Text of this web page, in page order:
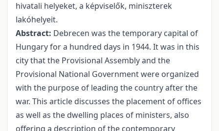
hivatali helyeket, a képviselők, miniszterek
lakóhelyeit.
Abstract: Debrecen was the temporary capital of
Hungary for a hundred days in 1944. It was in this
city that the Provisional Assembly and the
Provisional National Government were organized
with the purpose of leading the country after the
war. This article discusses the placement of offices
as well as the dwelling places of ministers, also
offering a description of the contemporary